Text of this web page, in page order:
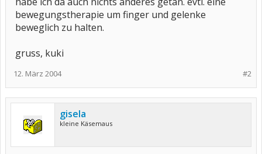
bewegungstherapie um finger und gelenke
beweglich zu halten.
gruss, kuki
#2
12. März 2004
gisela
kleine Käsemaus